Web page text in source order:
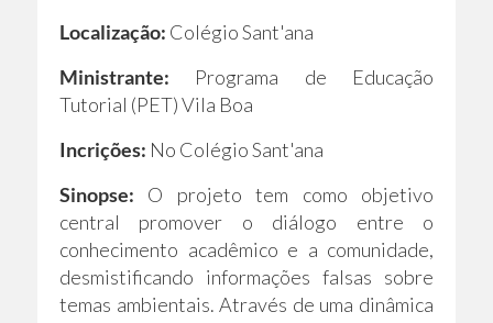
Localização: Colégio Sant'ana
Ministrante: Programa de Educação
Tutorial (PET) Vila Boa
Incrições: No Colégio Sant'ana
Sinopse: O projeto tem como objetivo
central promover o diálogo entre o
conhecimento acadêmico e a comunidade,
desmistificando informações falsas sobre
temas ambientais. Através de uma dinâmica